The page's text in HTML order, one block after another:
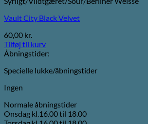
Vault City Black Velvet
60,00 kr.
Tilføj til kurv
Åbningstider:
Specielle lukke/åbningstider
Ingen
Normale åbningstider
Onsdag kl.16.00 til 18.00